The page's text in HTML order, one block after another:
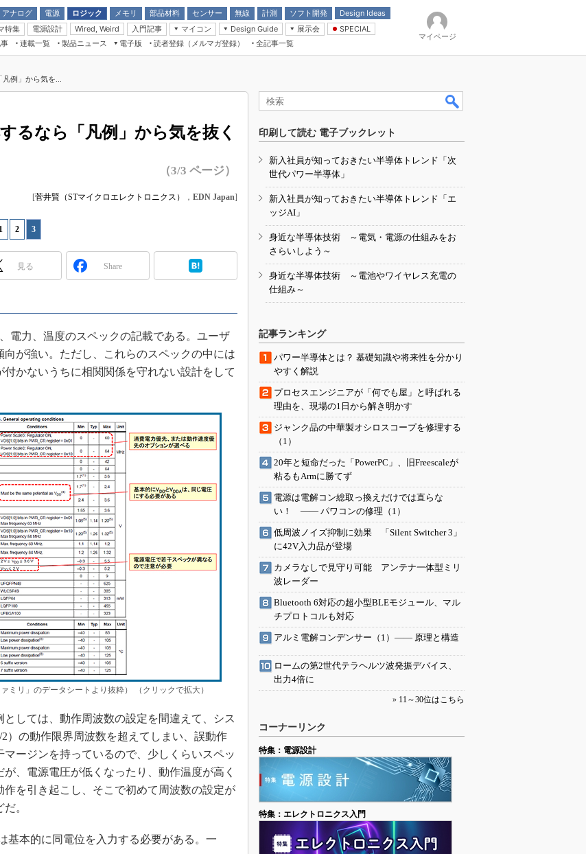
アナログ
電源
ロジック
メモリ
部品材料
受動部品
センサー 無線 計測 ソフト開発
Design Ideas
アナログ機能回路
計測とテスト
Wired, Weird
特集
電源設計 Wired, Weird
入門記事
ーター入門
マイコン
マイコン講座
Design Guide
計測機器
展示会
CEATEC
組込み/エッジコンピューティング展
人とくるま展
SPECIAL
Microchip情報
連載一覧
製品ニュース
電子版
ックレット
読者登録（メルマガ登録） 全記事一覧
マイページ
例」から気を...
るなら「凡例」から気を抜く
（3/3 ページ）
[菅井賢（STマイクロエレクトロニクス） ， EDN Japan]
1 2 3
見る Share
電力、温度のスペックの記載である。ユーザ
が強い。ただし、これらのスペックの中には
かないうちに相関関係を守れない設計をして
ミリ」のデータシートより抜粋） （クリックで拡大）
しては、動作周波数の設定を間違えて、シス
）の動作限界周波数を超えてしまい、誤動作
ージンを持っているので、少しくらいスペッ
、電源電圧が低くなったり、動作温度が高く
を引き起こし、そこで初めて周波数の設定が
。
基本的に同電位を入力する必要がある。一
印刷して読む 電子ブックレット
新入社員が知っておきたい半導体トレンド「次
世代パワー半導体」
新入社員が知っておきたい半導体トレンド「エ
ッジAI」
身近な半導体技術 ～電気・電源の仕組みをお
さらいしよう～
身近な半導体技術 ～電池やワイヤレス充電の
仕組み～
記事ランキング
パワー半導体とは？ 基礎知識や将来性を分かり
やすく解説
プロセスエンジニアが「何でも屋」と呼ばれる
理由を、現場の1日から解き明かす
ジャンク品の中華製オシロスコープを修理する
（1）
20年と短命だった「PowerPC」、旧Freescaleが
粘るもArmに勝てず
電源は電解コン総取っ換えだけでは直らな
い！ ―― パワコンの修理（1）
低周波ノイズ抑制に効果 「Silent Switcher 3」
に42V入力品が登場
カメラなしで見守り可能 アンテナ一体型ミリ
波レーダー
Bluetooth 6対応の超小型BLEモジュール、マル
チプロトコルも対応
アルミ電解コンデンサー（1）―― 原理と構造
ロームの第2世代テラヘルツ波発振デバイス、
出力4倍に
» 11～30位はこちら
コーナーリンク
特集：電源設計
特集：エレクトロニクス入門